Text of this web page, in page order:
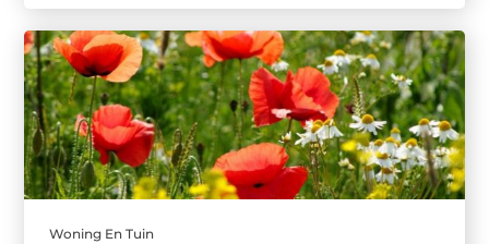
Woning En Tuin